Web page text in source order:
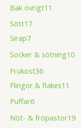
Bak övrigt11
Sött17
Sirap7
Socker & sötning10
Frukost36
Flingor & flakes11
Puffar6
Nöt- & fröpastor19